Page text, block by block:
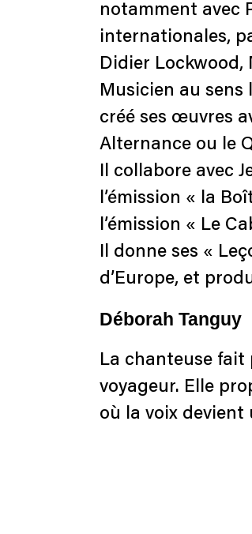
notamment avec
internationales,
Didier Lockwood,
Musicien au sens
créé ses œuvres
Alternance ou le
Il collabore avec
l’émission « la
l’émission « Le
Il donne ses «
d’Europe, et
Déborah Tanguy
La chanteuse fait
voyageur. Elle
où la voix